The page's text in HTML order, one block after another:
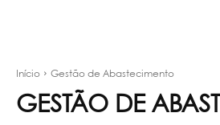
Início Gestão de Abastecimento
GESTÃO DE